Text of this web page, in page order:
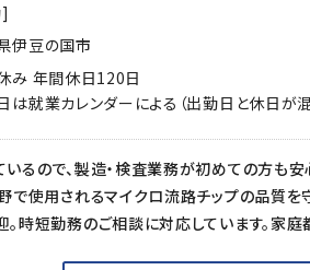
伊豆の国市
み 年間休日120日
は就業カレンダーによる（出勤日と休日が